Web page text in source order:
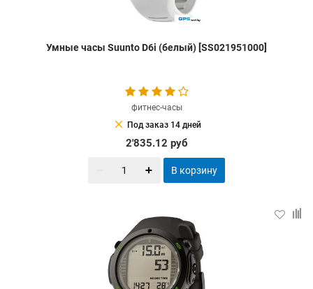
Умные часы Suunto D6i (белый) [SS021951000]
фитнес-часы
clear Под заказ 14 дней
2'835.12 руб
В корзину